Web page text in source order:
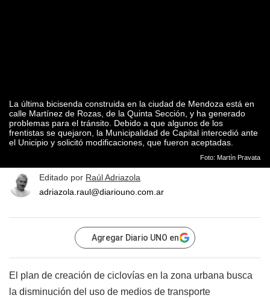
La última bicisenda construida en la ciudad de Mendoza está en
calle Martínez de Rozas, de la Quinta Sección, y ha generado
problemas para el tránsito. Debido a que algunos de los
frentistas se quejaron, la Municipalidad de Capital intercedió ante
el Unicipio y solicitó modificaciones, que fueron aceptadas.
Foto: Martín Pravata
Editado por Raúl Adriazola
adriazola.raul@diariouno.com.ar
Agregar Diario UNO en
El plan de creación de ciclovías en la zona urbana busca
la disminución del uso de medios de transporte